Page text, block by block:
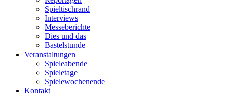
Spieltischrand
Interviews
Messeberichte
Dies und das
Bastelstunde
Veranstaltungen
Spieleabende
Spieletage
Spielewochenende
Kontakt